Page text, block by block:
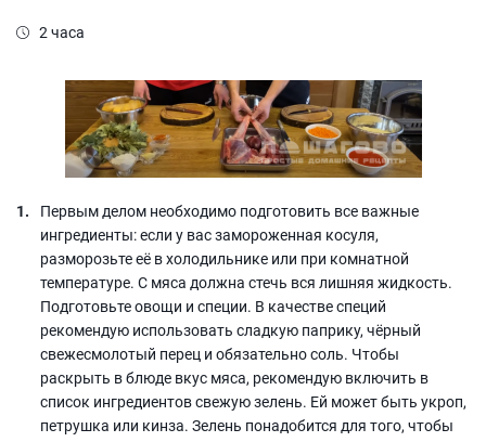
2 часа
Первым делом необходимо подготовить все важные
ингредиенты: если у вас замороженная косуля,
разморозьте её в холодильнике или при комнатной
температуре. С мяса должна стечь вся лишняя жидкость.
Подготовьте овощи и специи. В качестве специй
рекомендую использовать сладкую паприку, чёрный
свежесмолотый перец и обязательно соль. Чтобы
раскрыть в блюде вкус мяса, рекомендую включить в
список ингредиентов свежую зелень. Ей может быть укроп,
петрушка или кинза. Зелень понадобится для того, чтобы